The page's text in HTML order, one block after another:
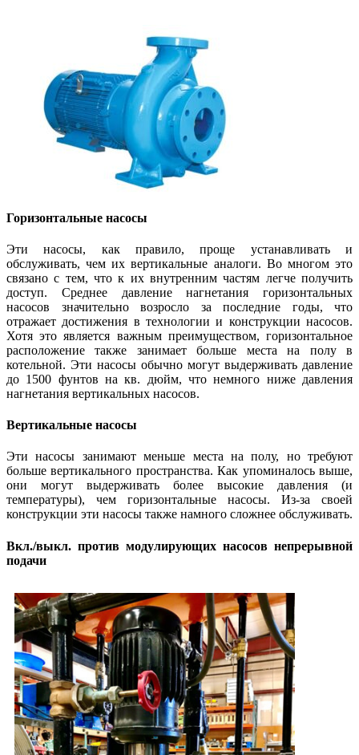
Горизонтальные насосы
Эти насосы, как правило, проще устанавливать и
обслуживать, чем их вертикальные аналоги. Во многом это
связано с тем, что к их внутренним частям легче получить
доступ. Среднее давление нагнетания горизонтальных
насосов значительно возросло за последние годы, что
отражает достижения в технологии и конструкции насосов.
Хотя это является важным преимуществом, горизонтальное
расположение также занимает больше места на полу в
котельной. Эти насосы обычно могут выдерживать давление
до 1500 фунтов на кв. дюйм, что немного ниже давления
нагнетания вертикальных насосов.
Вертикальные насосы
Эти насосы занимают меньше места на полу, но требуют
больше вертикального пространства. Как упоминалось выше,
они могут выдерживать более высокие давления (и
температуры), чем горизонтальные насосы. Из-за своей
конструкции эти насосы также намного сложнее обслуживать.
Вкл./выкл. против модулирующих насосов непрерывной
подачи